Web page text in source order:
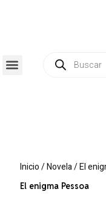
Inicio/Novela/ El
El enigma Pessoa